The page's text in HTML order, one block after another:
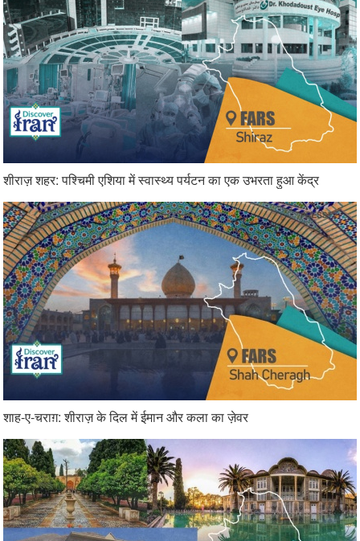
शीराज़ शहर: पश्चिमी एशिया में स्वास्थ्य पर्यटन का एक उभरता हुआ केंद्र
शाह-ए-चराग़: शीराज़ के दिल में ईमान और कला का ज़ेवर